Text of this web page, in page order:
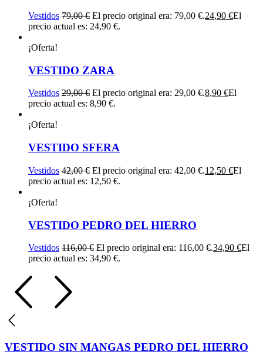
Vestidos 79,00€ El precio original era: 79,00 €.24,90 €El
precio actual es: 24,90 €.
¡Oferta!
VESTIDO ZARA
Vestidos 29,00€ El precio original era: 29,00 €.8,90 €El
precio actual es: 8,90 €.
¡Oferta!
VESTIDO SFERA
Vestidos 42,00€ El precio original era: 42,00 €.12,50 €El
precio actual es: 12,50 €.
¡Oferta!
VESTIDO PEDRO DEL HIERRO
Vestidos 116,00€ El precio original era: 116,00 €.34,90 €El
precio actual es: 34,90 €.
VESTIDO SIN MANGAS PEDRO DEL HIERRO